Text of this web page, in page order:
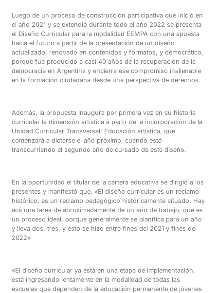
Luego de un proceso de construcción participativa que inició en
el año 2021 y se extendió durante todo el año 2022 se presenta
el Diseño Curricular para la modalidad EEMPA con una apuesta
hacia el futuro a partir de la presentación de un diseño
actualizado, renovado en contenidos y formatos, y democrático,
porque fue producido a casi 40 años de la recuperación de la
democracia en Argentina y encierra ese compromiso inalienable
en la formación ciudadana desde una perspectiva de derechos.
Además, la propuesta inaugura por primera vez en su historia
curricular la dimensión artística a partir de la incorporación de la
Unidad Curricular Transversal: Educación artística, que
comenzará a dictarse el año próximo, cuando esté
transcurriendo el segundo año de cursado de este diseño.
En la oportunidad el titular de la cartera educativa se dirigió a los
presentes y manifestó que, «El diseño curricular es un reclamo
histórico, es un reclamo pedagógico históricamente situado. Hay
acá una tarea de aproximadamente de un año de trabajo, que es
un proceso ideal, porque generalmente se planifica para un año
y lleva dos, tres, y esto se hizo entre fines del 2021 y fines del
2022»
«El diseño curricular ya está en una etapa de implementación,
está ingresando lentamente en la modalidad de todas las
escuelas que dependen de la educación permanente de jóvenes